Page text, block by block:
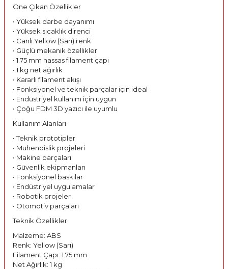
Öne Çıkan Özellikler
• Yüksek darbe dayanımı
• Yüksek sıcaklık direnci
• Canlı Yellow (Sarı) renk
• Güçlü mekanik özellikler
• 1.75 mm hassas filament çapı
• 1 kg net ağırlık
• Kararlı filament akışı
• Fonksiyonel ve teknik parçalar için ideal
• Endüstriyel kullanım için uygun
• Çoğu FDM 3D yazıcı ile uyumlu
Kullanım Alanları
• Teknik prototipler
• Mühendislik projeleri
• Makine parçaları
• Güvenlik ekipmanları
• Fonksiyonel baskılar
• Endüstriyel uygulamalar
• Robotik projeler
• Otomotiv parçaları
Teknik Özellikler
Malzeme: ABS
Renk: Yellow (Sarı)
Filament Çapı: 1.75 mm
Net Ağırlık: 1 kg